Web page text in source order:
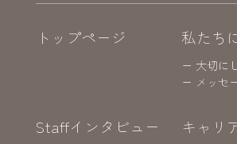
トップページ 私たち
ー 大切に
ー メッセ
Staffインタビュー キャリ